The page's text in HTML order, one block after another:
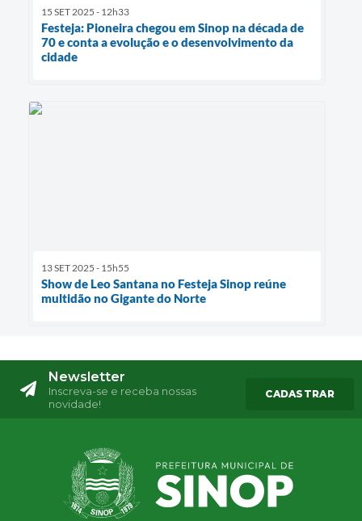
15 SET 2025 - 12h33
Festeja: Pioneira chegou em Sinop na década de
70 e conta a evolução e o desenvolvimento da
cidade
13 SET 2025 - 15h55
Show de Leo Santana no Festeja Sinop reúne
multidão no Gigante do Norte
Newsletter
Inscreva-se e receba nossas
novidade!
CADASTRAR